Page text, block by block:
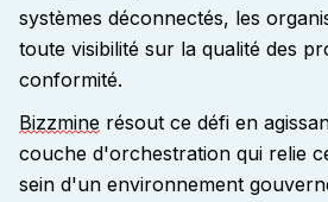
systèmes déconnectés, les
toute visibilité sur la qualité des
conformité.
Bizzmine résout ce défi en
couche d'orchestration qui relie
sein d'un environnement